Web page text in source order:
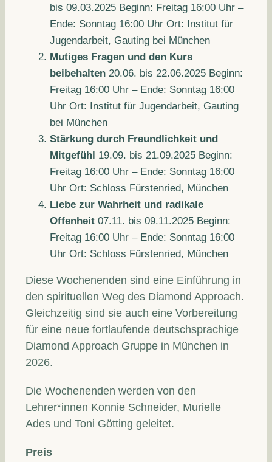
bis 09.03.2025 Beginn: Freitag 16:00 Uhr –
Ende: Sonntag 16:00 Uhr Ort: Institut für
Jugendarbeit, Gauting bei München
Mutiges Fragen und den Kurs
beibehalten 20.06. bis 22.06.2025 Beginn:
Freitag 16:00 Uhr – Ende: Sonntag 16:00
Uhr Ort: Institut für Jugendarbeit, Gauting
bei München
Stärkung durch Freundlichkeit und
Mitgefühl 19.09. bis 21.09.2025 Beginn:
Freitag 16:00 Uhr – Ende: Sonntag 16:00
Uhr Ort: Schloss Fürstenried, München
Liebe zur Wahrheit und radikale
Offenheit 07.11. bis 09.11.2025 Beginn:
Freitag 16:00 Uhr – Ende: Sonntag 16:00
Uhr Ort: Schloss Fürstenried, München
Diese Wochenenden sind eine Einführung in
den spirituellen Weg des Diamond Approach.
Gleichzeitig sind sie auch eine Vorbereitung
für eine neue fortlaufende deutschsprachige
Diamond Approach Gruppe in München in
2026.
Die Wochenenden werden von den
Lehrer*innen Konnie Schneider, Murielle
Ades und Toni Götting geleitet.
Preis